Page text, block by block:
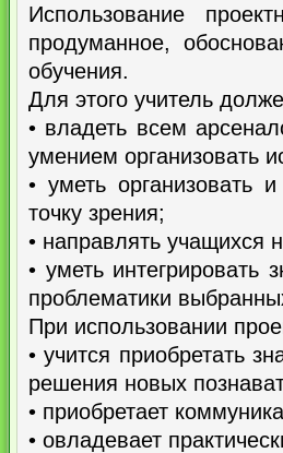
Использование
продуманное,
обучения.
Для этого учитель
• владеть всем
умением организовать
• уметь организовать
точку зрения;
• направлять учащихся
• уметь интегрировать
проблематики
При использовании
• учится приобретать
решения новых
• приобретает
• овладевает